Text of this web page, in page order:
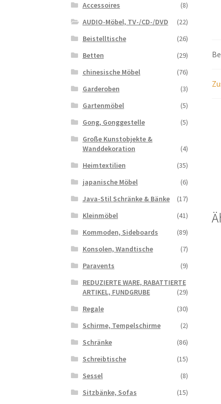
Accessoires
(8)
AUDIO-Möbel, TV-/CD-/DVD
(22)
Beistelltische
(26)
Betten
(29)
chinesische Möbel
(76)
Garderoben
(3)
Gartenmöbel
(5)
Gong, Gonggestelle
(5)
Große Kunstobjekte &
Wanddekoration
(4)
Heimtextilien
(35)
japanische Möbel
(6)
Java-Stil Schränke & Bänke
(17)
Kleinmöbel
(41)
Kommoden, Sideboards
(89)
Konsolen, Wandtische
(7)
Paravents
(9)
REDUZIERTE WARE, RABATTIERTE
ARTIKEL, FUNDGRUBE
(29)
Regale
(30)
Schirme, Tempelschirme
(2)
Schränke
(86)
Schreibtische
(15)
Sessel
(8)
Sitzbänke, Sofas
(15)